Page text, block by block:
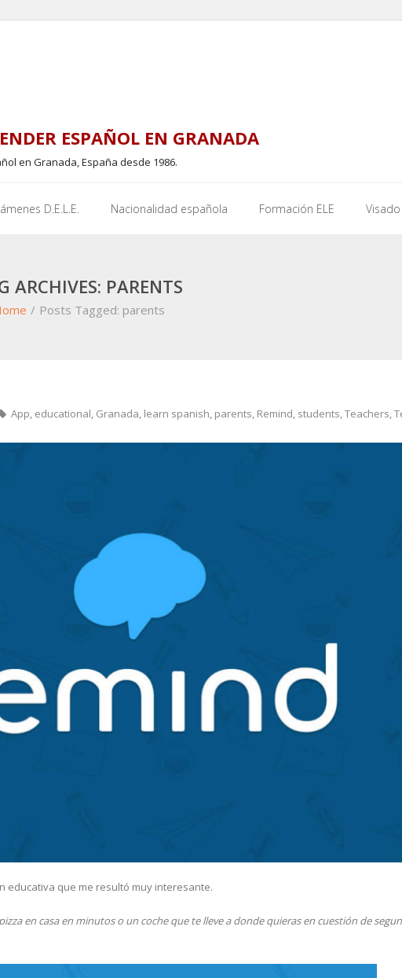
ESPAÑOL EN GRANADA
en Granada, España desde 1986.
D.E.L.E. Nacionalidad española Formación ELE
ARCHIVES: PARENTS
/ Posts Tagged: parents
App, educational, Granada, learn spanish, parents, Remind, students,Teachers,
educativa que me resultó muy interesante.
en casa en minutos o un coche que te lleve a donde quieras en cuestión de